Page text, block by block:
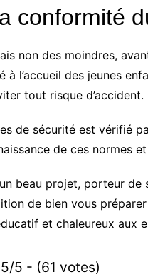
conformité
non des moindres,
à l’accueil des jeunes
tout risque d’accident.
de sécurité est vérifié
de ces normes
beau projet, porteur
de bien vous
et chaleureux aux
5/5 - (61 votes)